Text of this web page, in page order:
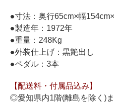
ホフマンアップライトピアノ
中古ピアノ
●寸法：奥行65cm×幅
●製造年：1972年
●重量：248Kg
●外装仕上げ：黒艶出し
●ペダル：3本
【配送料・付属品込み】
◎愛知県内1階(離島を除く)